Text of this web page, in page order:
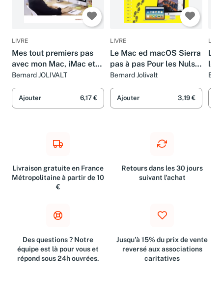
LIVRE
Mes tout premiers pas
avec mon Mac, iMac et
MacBook
Bernard JOLIVALT
Ajouter 6,17 €
LIVRE
Le Mac ed macOS Sierra
pas à pas Pour les Nuls:
iMac, MacBook, Mac
Bernard Jolivalt
Ajouter 3,19 €
Le
Livraison gratuite en France
Métropolitaine à partir de 10
€
Retours dans les 30 jours
suivant l'achat
Des questions ? Notre
équipe est là pour vous et
répond sous 24h ouvrées.
Jusqu'à 15% du prix de vente
reversé aux associations
caritatives